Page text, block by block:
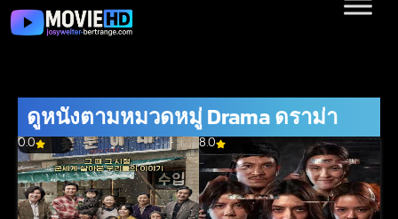
ดูหนังตามหมวดหมู่ Drama ดราม่า
0.0 8.0